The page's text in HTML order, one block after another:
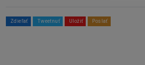
Zdieľať Tweetnuť Uložiť Poslať